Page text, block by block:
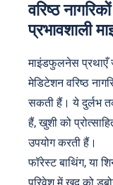
वरिष्ठ
प्रभावशाली
माइंडफुलनेस प्रथाएँ
मेडिटेशन वरिष्ठ
सकती हैं। ये दुर्लभ
हैं, खुशी को
उपयोग करती हैं।
फॉरेस्ट बाथिंग, या